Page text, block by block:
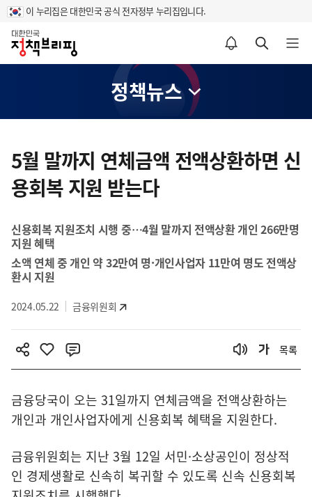
이 누리집은 대한민국 공식 전자정부 누리집입니다.
홈
알림설정 바로가기 검색 바로가기 메뉴 열기
정책뉴스
텐
츠
영
5월 말까지 연체금액 전액상환하면 신
용회복 지원 받는다
신용회복 지원조치 시행 중…4월 말까지 전액상환 개인 266만명
지원 혜택
소액 연체 중 개인 약 32만여 명·개인사업자 11만여 명도 전액상
환시 지원
2024.05.22 금융위원회
목록
금융당국이 오는 31일까지 연체금액을 전액상환하는
개인과 개인사업자에게 신용회복 혜택을 지원한다.
금융위원회는 지난 3월 12일 서민·소상공인이 정상적
인 경제생활로 신속히 복귀할 수 있도록 신속 신용회복